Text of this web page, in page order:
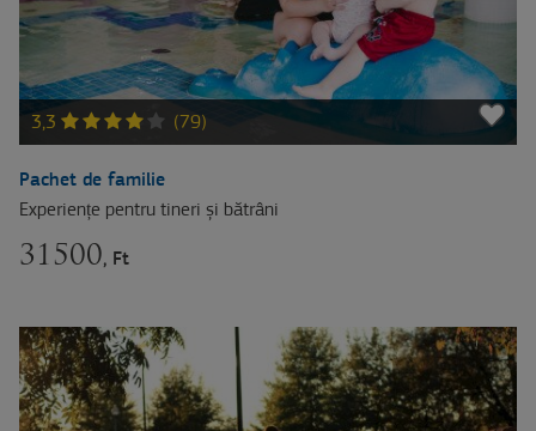
3,3 (79)
Pachet de familie
Experiențe pentru tineri și bătrâni
31500, Ft